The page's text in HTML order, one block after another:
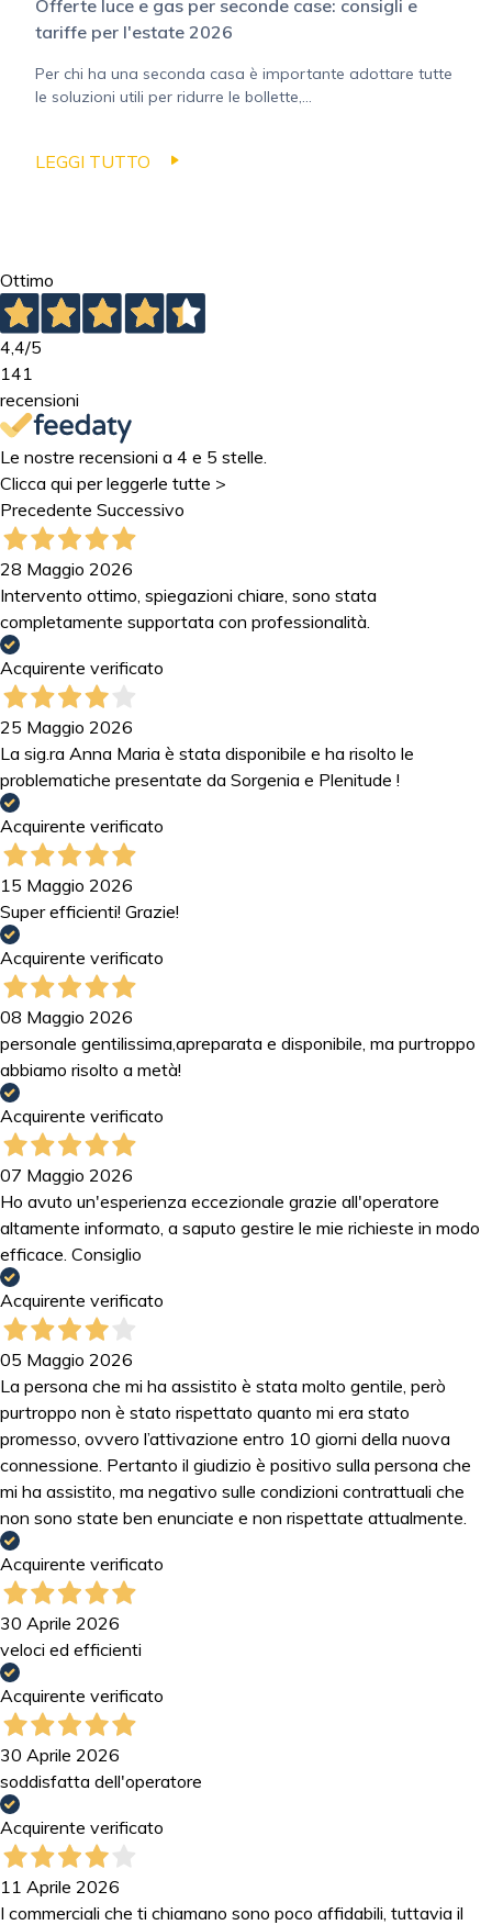
Offerte luce e gas per seconde case: consigli e
tariffe per l'estate 2026
Per chi ha una seconda casa è importante adottare tutte
le soluzioni utili per ridurre le bollette,...
LEGGI TUTTO
Ottimo
4,4/5
141
recensioni
Le nostre recensioni a 4 e 5 stelle.
Clicca qui per leggerle tutte >
Precedente Successivo
28 Maggio 2026
Intervento ottimo, spiegazioni chiare, sono stata
completamente supportata con professionalità.
Acquirente verificato
25 Maggio 2026
La sig.ra Anna Maria è stata disponibile e ha risolto le
problematiche presentate da Sorgenia e Plenitude !
Acquirente verificato
15 Maggio 2026
Super efficienti! Grazie!
Acquirente verificato
08 Maggio 2026
personale gentilissima,apreparata e disponibile, ma purtroppo
abbiamo risolto a metà!
Acquirente verificato
07 Maggio 2026
Ho avuto un'esperienza eccezionale grazie all'operatore
altamente informato, a saputo gestire le mie richieste in modo
efficace. Consiglio
Acquirente verificato
05 Maggio 2026
La persona che mi ha assistito è stata molto gentile, però
purtroppo non è stato rispettato quanto mi era stato
promesso, ovvero l’attivazione entro 10 giorni della nuova
connessione. Pertanto il giudizio è positivo sulla persona che
mi ha assistito, ma negativo sulle condizioni contrattuali che
non sono state ben enunciate e non rispettate attualmente.
Acquirente verificato
30 Aprile 2026
veloci ed efficienti
Acquirente verificato
30 Aprile 2026
soddisfatta dell'operatore
Acquirente verificato
11 Aprile 2026
I commerciali che ti chiamano sono poco affidabili, tuttavia il